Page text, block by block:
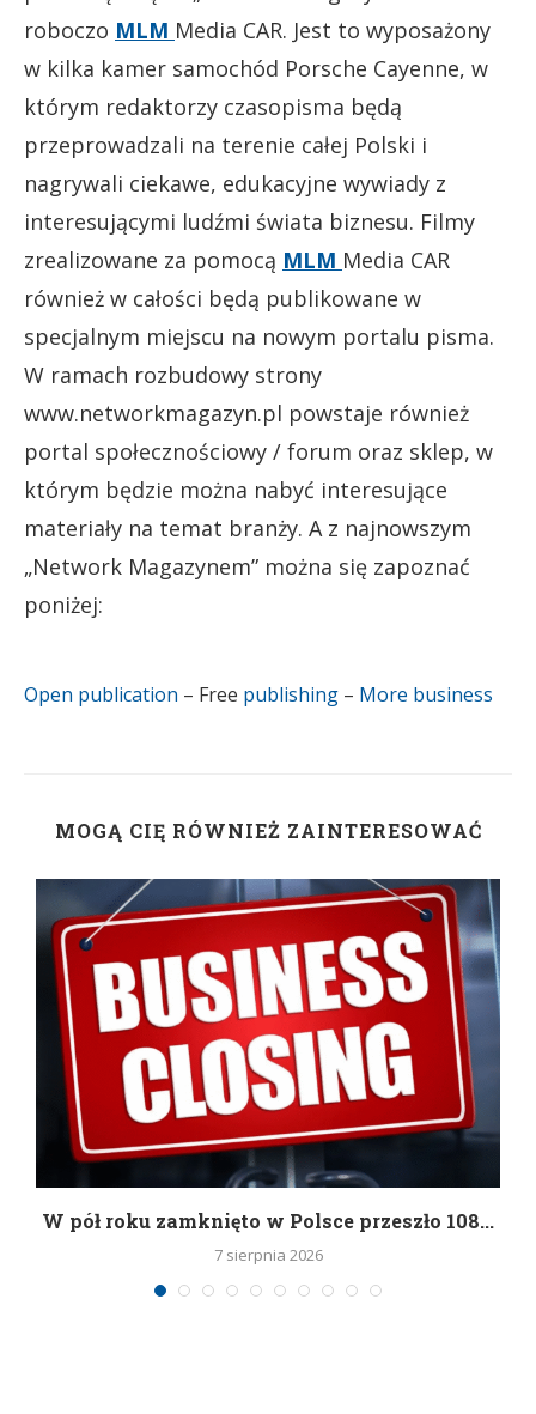
roboczo MLM Media CAR. Jest to wyposażony
w kilka kamer samochód Porsche Cayenne, w
którym redaktorzy czasopisma będą
przeprowadzali na terenie całej Polski i
nagrywali ciekawe, edukacyjne wywiady z
interesującymi ludźmi świata biznesu. Filmy
zrealizowane za pomocą MLM Media CAR
również w całości będą publikowane w
specjalnym miejscu na nowym portalu pisma.
W ramach rozbudowy strony
www.networkmagazyn.pl powstaje również
portal społecznościowy / forum oraz sklep, w
którym będzie można nabyć interesujące
materiały na temat branży. A z najnowszym
„Network Magazynem” można się zapoznać
poniżej:
Open publication – Free publishing – More business
MOGĄ CIĘ RÓWNIEŻ ZAINTERESOWAĆ
W pół roku zamknięto w Polsce przeszło 108...
7 sierpnia 2026